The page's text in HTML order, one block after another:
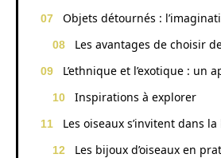
Objets détournés :
Les avantages de choisir
L’ethnique et l’exotique : un
Inspirations à explorer
Les oiseaux s’invitent dans
Les bijoux d’oiseaux en